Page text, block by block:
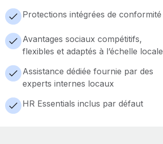
Protections intégrées de conformité
Avantages sociaux compétitifs,
flexibles et adaptés à l’échelle locale
Assistance dédiée fournie par des
experts internes locaux
HR Essentials inclus par défaut